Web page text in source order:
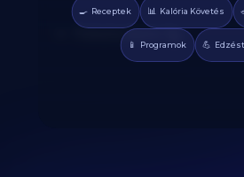
Fekete bors: 1g
🍳 Receptek 📊 Kalória Követés
📱 Programok 💪